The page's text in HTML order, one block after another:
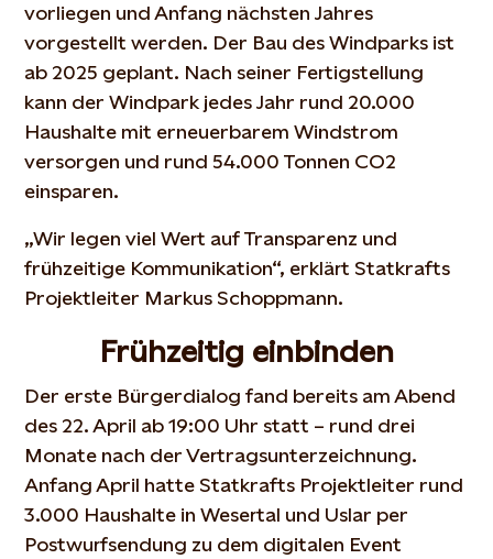
vorliegen und Anfang nächsten Jahres
vorgestellt werden. Der Bau des Windparks ist
ab 2025 geplant. Nach seiner Fertigstellung
kann der Windpark jedes Jahr rund 20.000
Haushalte mit erneuerbarem Windstrom
versorgen und rund 54.000 Tonnen CO2
einsparen.
„Wir legen viel Wert auf Transparenz und
frühzeitige Kommunikation“, erklärt Statkrafts
Projektleiter Markus Schoppmann.
Frühzeitig einbinden
Der erste Bürgerdialog fand bereits am Abend
des 22. April ab 19:00 Uhr statt – rund drei
Monate nach der Vertragsunterzeichnung.
Anfang April hatte Statkrafts Projektleiter rund
3.000 Haushalte in Wesertal und Uslar per
Postwurfsendung zu dem digitalen Event